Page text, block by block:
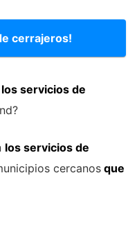
cerrajeros!
servicios de
los servicios de
cercanos que